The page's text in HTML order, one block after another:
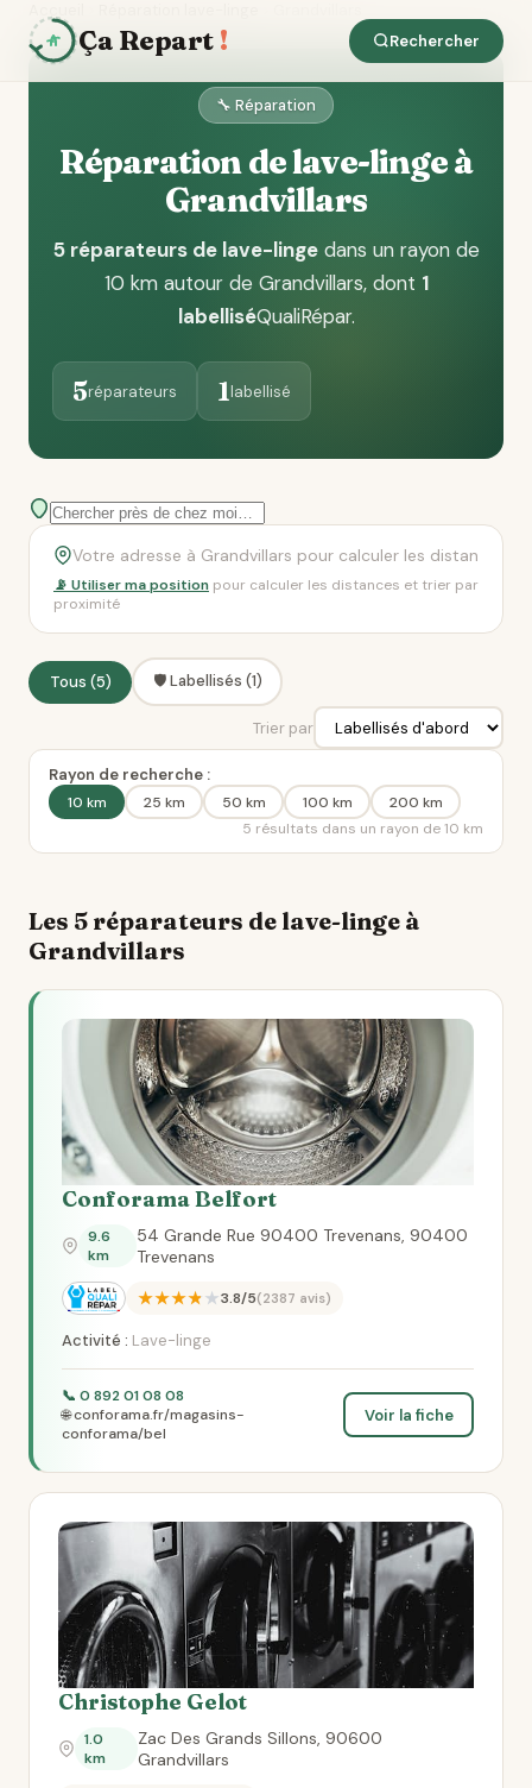
Ça Repart ! Rechercher
🔧 Réparation
Réparation de lave-linge à
Grandvillars
5 réparateurs de lave-lingedans un rayon de
10 km autour de Grandvillars, dont 1
labelliséQualiRépar.
5réparateurs 1labellisé
📡 Utiliser ma position pour calculer les distances et trier par
proximité
Tous (5) 🛡️ Labellisés (1)
Trier par
Rayon de recherche :
10 km 25 km 50 km 100 km
200 km
5 résultats dans un rayon de 10 km
Les 5 réparateurs de lave-linge à
Grandvillars
Conforama Belfort
9.6
km
54 Grande Rue 90400 Trevenans, 90400
Trevenans
★★★★★3.8/5(2387 avis)
Activité : Lave-linge
📞 0 892 01 08 08
🌐 conforama.fr/magasins-
conforama/bel
Voir la fiche
Christophe Gelot
1.0
km
Zac Des Grands Sillons, 90600
Grandvillars